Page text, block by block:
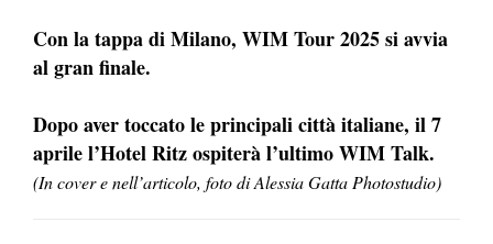
Con la tappa di Milano, WIM Tour 2025 si avvia
al gran finale.
Dopo aver toccato le principali città italiane, il 7
aprile l’Hotel Ritz ospiterà l’ultimo WIM Talk.
(In cover e nell’articolo, foto di Alessia Gatta Photostudio)